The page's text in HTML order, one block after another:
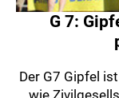
G 7:
Der G7 Gipfel